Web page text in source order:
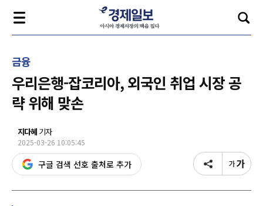
금융
우리은행-잡코리아, 외국인 취업 시장 공
략 위해 맞손
지다혜 기자
2025-03-26 10:05:45
구글 검색 선호 출처로 추가